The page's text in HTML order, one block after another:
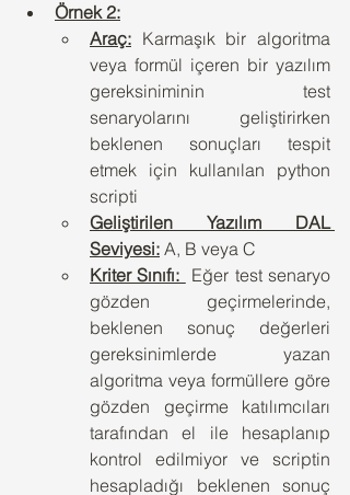
Örnek 2:
Araç: Karmaşık bir algoritma
veya formül içeren bir yazılım
gereksiniminin test
senaryolarını geliştirirken
beklenen sonuçları tespit
etmek için kullanılan python
scripti
Geliştirilen Yazılım DAL
Seviyesi: A, B veya C
Kriter Sınıfı: Eğer test senaryo
gözden geçirmelerinde,
beklenen sonuç değerleri
gereksinimlerde yazan
algoritma veya formüllere göre
gözden geçirme katılımcıları
tarafından el ile hesaplanıp
kontrol edilmiyor ve scriptin
hesapladığı beklenen sonuç